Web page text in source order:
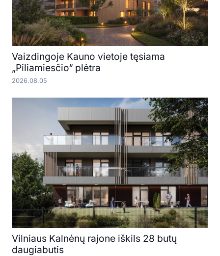
Vaizdingoje Kauno vietoje tęsiama
„Piliamiesčio“ plėtra
2026.08.05
Vilniaus Kalnėnų rajone iškils 28 butų
daugiabutis